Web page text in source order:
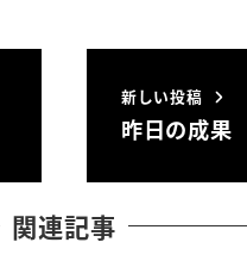
新しい投稿
昨日の成果
関連記事